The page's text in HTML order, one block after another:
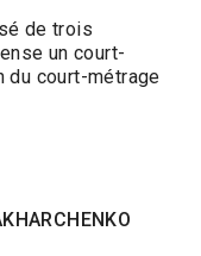
de trois
un court-
du court-métrage